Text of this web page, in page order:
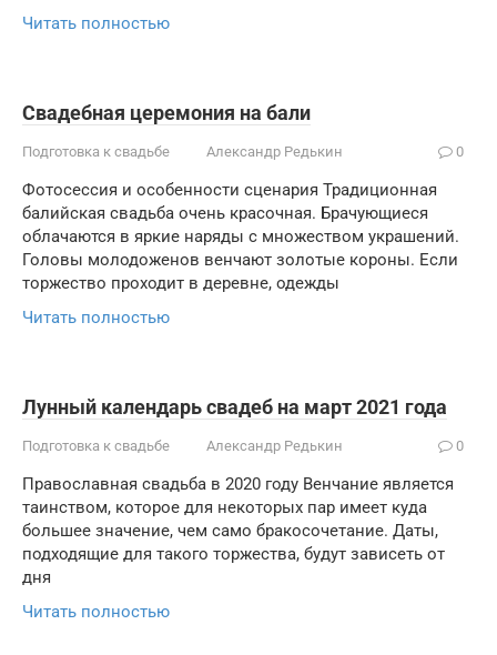
Читать полностью
Свадебная церемония на бали
Подготовка к свадьбе Александр Редькин 0
Фотосессия и особенности сценария Традиционная
балийская свадьба очень красочная. Брачующиеся
облачаются в яркие наряды с множеством украшений.
Головы молодоженов венчают золотые короны. Если
торжество проходит в деревне, одежды
Читать полностью
Лунный календарь свадеб на март 2021 года
Подготовка к свадьбе Александр Редькин 0
Православная свадьба в 2020 году Венчание является
таинством, которое для некоторых пар имеет куда
большее значение, чем само бракосочетание. Даты,
подходящие для такого торжества, будут зависеть от
дня
Читать полностью